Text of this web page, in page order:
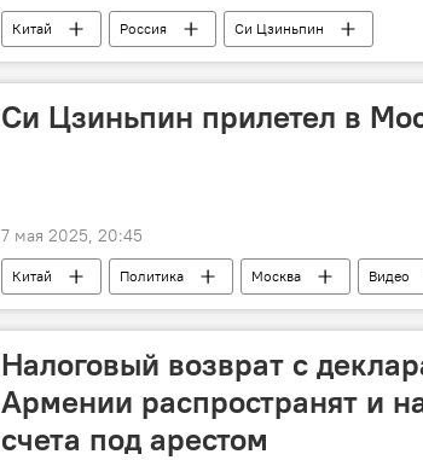
Китай Россия Си Цзиньпин
Си Цзиньпин прилетел в
7 мая 2025, 20:45
Китай Политика Москва Видео
Налоговый возврат с
Армении распространят и
счета под арестом